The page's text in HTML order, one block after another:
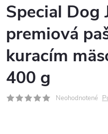
Special Dog
premiová
kuracím
400 g
Neohodnotené